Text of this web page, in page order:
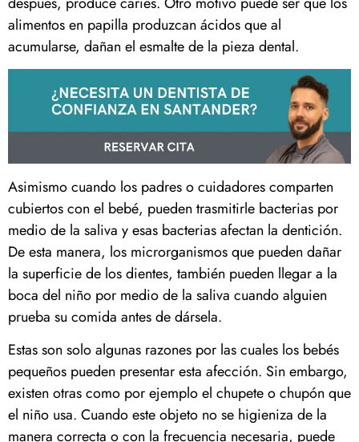
alimentos en papilla produzcan ácidos que al
acumularse, dañan el esmalte de la pieza dental.
Asimismo cuando los padres o cuidadores comparten
cubiertos con el bebé, pueden trasmitirle bacterias por
medio de la saliva y esas bacterias afectan la dentición.
De esta manera, los microrganismos que pueden dañar
la superficie de los dientes, también pueden llegar a la
boca del niño por medio de la saliva cuando alguien
prueba su comida antes de dársela.
Estas son solo algunas razones por las cuales los bebés
pequeños pueden presentar esta afección. Sin embargo,
existen otras como por ejemplo el chupete o chupón que
el niño usa. Cuando este objeto no se higieniza de la
manera correcta o con la frecuencia necesaria, puede